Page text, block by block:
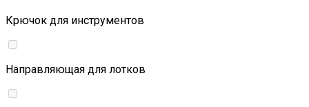
Крючок для инструментов
Направляющая для лотков